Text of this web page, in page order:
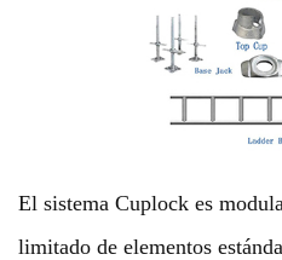
El sistema Cuplock es
limitado de elementos